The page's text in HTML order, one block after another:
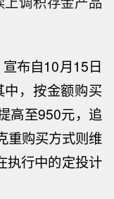
布自10月15日
，按金额购买
高至950元，追
重购买方式则维
执行中的定投计